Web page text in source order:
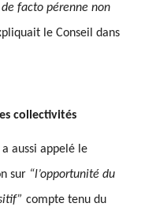
facto pérenne non
le Conseil dans
collectivités
aussi appelé le
sur “l’opportunité du
compte tenu du